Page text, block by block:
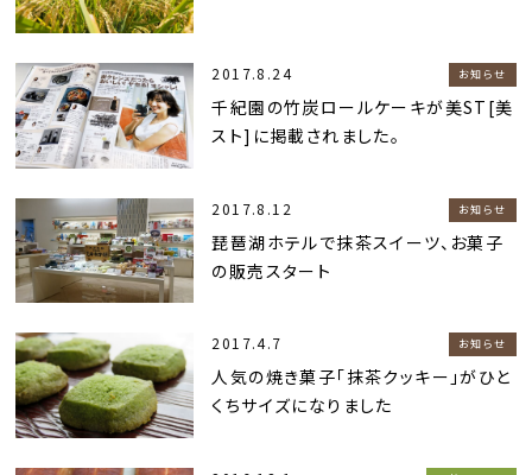
2017.8.24 お知らせ
千紀園の竹炭ロールケーキが美ST[美
スト]に掲載されました。
2017.8.12 お知らせ
琵琶湖ホテルで抹茶スイーツ、お菓子
の販売スタート
2017.4.7 お知らせ
人気の焼き菓子「抹茶クッキー」がひと
くちサイズになりました